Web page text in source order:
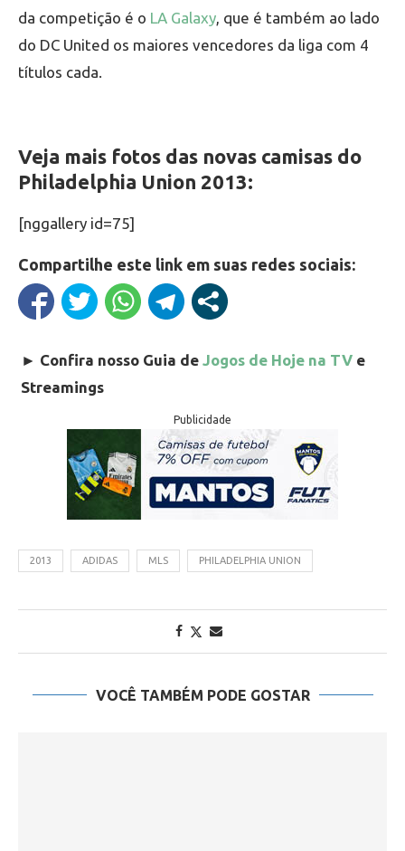
da competição é o LA Galaxy, que é também ao lado
do DC United os maiores vencedores da liga com 4
títulos cada.
Veja mais fotos das novas camisas do
Philadelphia Union 2013:
[nggallery id=75]
Compartilhe este link em suas redes sociais:
► Confira nosso Guia de Jogos de Hoje na TV e
Streamings
Publicidade
2013 ADIDAS MLS PHILADELPHIA UNION
VOCÊ TAMBÉM PODE GOSTAR